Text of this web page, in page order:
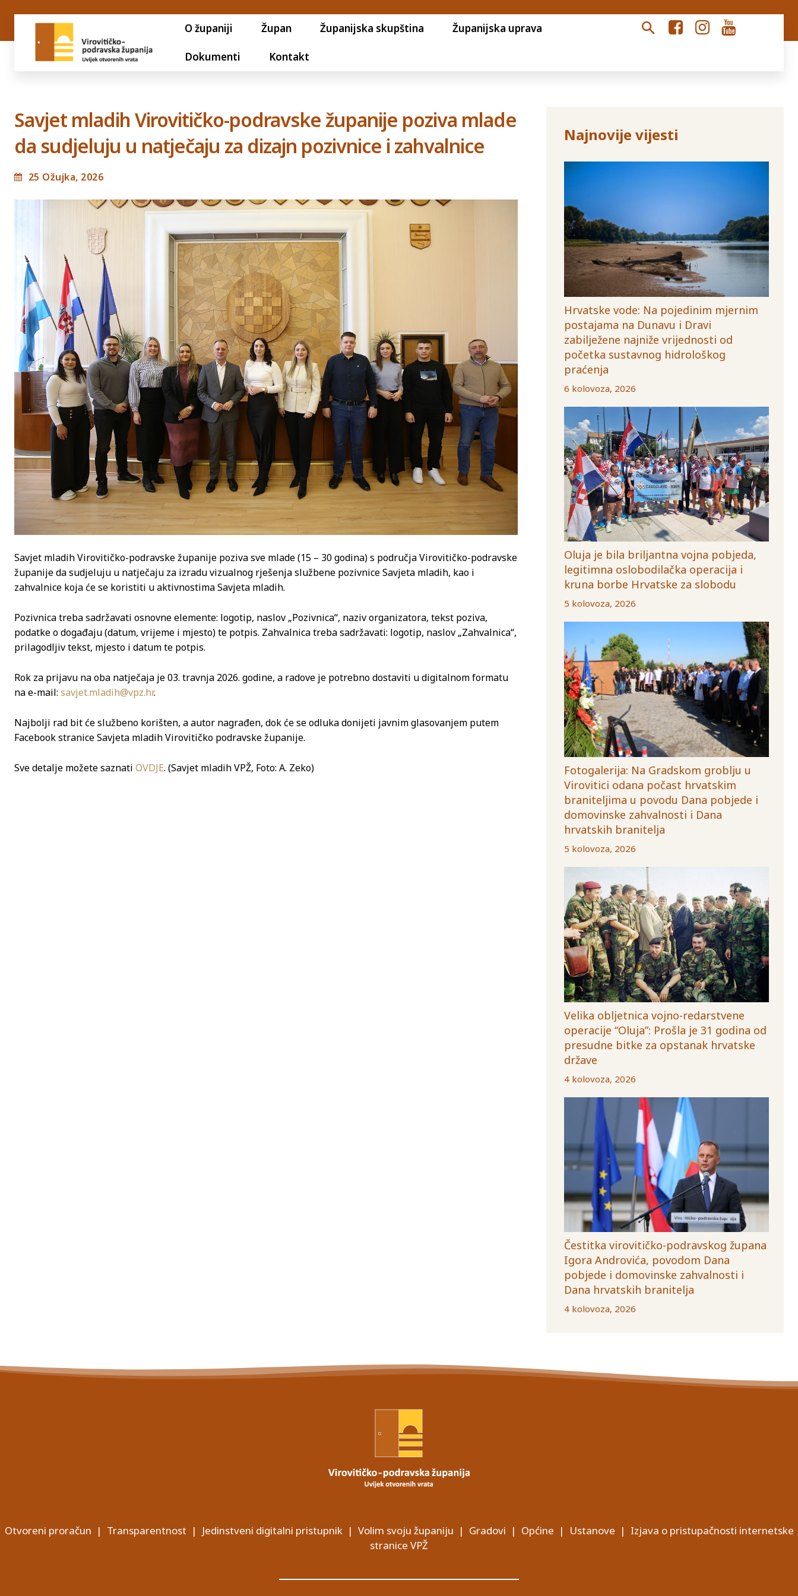
O županiji Župan Županijska skupština Županijska uprava
Dokumenti Kontakt
Savjet mladih Virovitičko-podravske županije poziva mlade
da sudjeluju u natječaju za dizajn pozivnice i zahvalnice
25 Ožujka, 2026
Savjet mladih Virovitičko-podravske županije poziva sve mlade (15 – 30 godina) s područja Virovitičko-podravske
županije da sudjeluju u natječaju za izradu vizualnog rješenja službene pozivnice Savjeta mladih, kao i
zahvalnice koja će se koristiti u aktivnostima Savjeta mladih.
Pozivnica treba sadržavati osnovne elemente: logotip, naslov „Pozivnica“, naziv organizatora, tekst poziva,
podatke o događaju (datum, vrijeme i mjesto) te potpis. Zahvalnica treba sadržavati: logotip, naslov „Zahvalnica“,
prilagodljiv tekst, mjesto i datum te potpis.
Rok za prijavu na oba natječaja je 03. travnja 2026. godine, a radove je potrebno dostaviti u digitalnom formatu
na e-mail: savjet.mladih@vpz.hr.
Najbolji rad bit će službeno korišten, a autor nagrađen, dok će se odluka donijeti javnim glasovanjem putem
Facebook stranice Savjeta mladih Virovitičko podravske županije.
Sve detalje možete saznati OVDJE. (Savjet mladih VPŽ, Foto: A. Zeko)
Najnovije vijesti
Hrvatske vode: Na pojedinim mjernim
postajama na Dunavu i Dravi
zabilježene najniže vrijednosti od
početka sustavnog hidrološkog
praćenja
6 kolovoza, 2026
Oluja je bila briljantna vojna pobjeda,
legitimna oslobodilačka operacija i
kruna borbe Hrvatske za slobodu
5 kolovoza, 2026
Fotogalerija: Na Gradskom groblju u
Virovitici odana počast hrvatskim
braniteljima u povodu Dana pobjede i
domovinske zahvalnosti i Dana
hrvatskih branitelja
5 kolovoza, 2026
Velika obljetnica vojno-redarstvene
operacije “Oluja”: Prošla je 31 godina od
presudne bitke za opstanak hrvatske
države
4 kolovoza, 2026
Čestitka virovitičko-podravskog župana
Igora Androvića, povodom Dana
pobjede i domovinske zahvalnosti i
Dana hrvatskih branitelja
4 kolovoza, 2026
Otvoreni proračun | Transparentnost | Jedinstveni digitalni pristupnik| Volim svoju županiju | Gradovi | Općine | Ustanove | Izjava o pristupačnosti internetske
stranice VPŽ